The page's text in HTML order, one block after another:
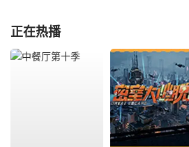
正在热播